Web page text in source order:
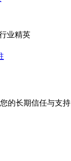
业精英
的长期信任与支持